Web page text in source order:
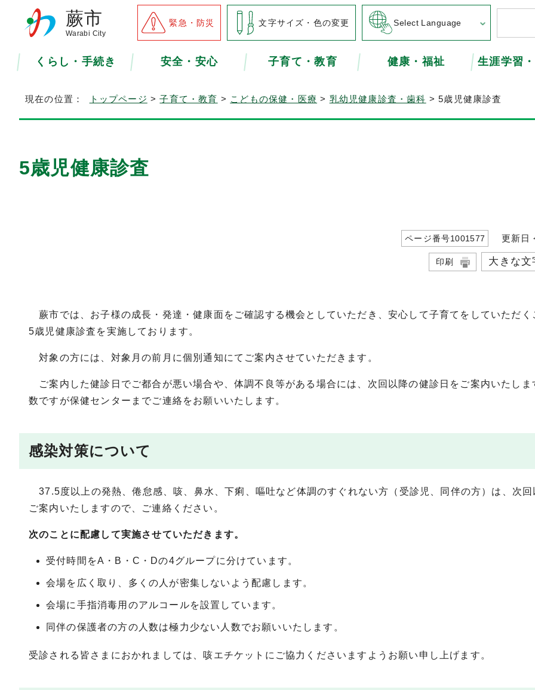
蕨市
Warabi City
緊急・防災 文字サイズ・色の変更 Select Language
くらし・手続き 安全・安心 子育て・教育 健康・福祉 生涯学習
現在の位置： トップページ >子育て・教育 > こどもの保健・医療 > 乳幼児健康診査・歯科 > 5歳児健康診査
5歳児健康診査
ページ番号1001577 更新日
印刷 大きな文
蕨市では、お子様の成長・発達・健康面をご確認する機会としていただき、安心して子育てをしていただく
5歳児健康診査を実施しております。
対象の方には、対象月の前月に個別通知にてご案内させていただきます。
ご案内した健診日でご都合が悪い場合や、体調不良等がある場合には、次回以降の健診日をご案内いたしま
数ですが保健センターまでご連絡をお願いいたします。
感染対策について
37.5度以上の発熱、倦怠感、咳、鼻水、下痢、嘔吐など体調のすぐれない方（受診児、同伴の方）は、次回
ご案内いたしますので、ご連絡ください。
次のことに配慮して実施させていただきます。
受付時間をA・B・C・Dの4グループに分けています。
会場を広く取り、多くの人が密集しないよう配慮します。
会場に手指消毒用のアルコールを設置しています。
同伴の保護者の方の人数は極力少ない人数でお願いいたします。
受診される皆さまにおかれましては、咳エチケットにご協力くださいますようお願い申し上げます。